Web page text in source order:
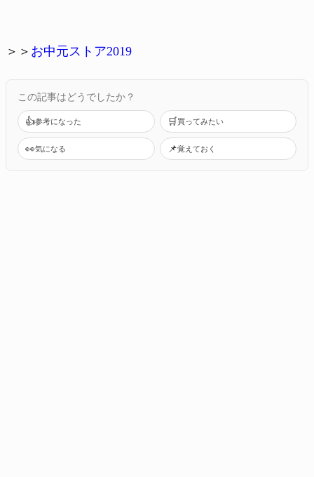
＞＞ お中元ストア2019
この記事はどうでしたか？
👍参考になった 🛒買ってみたい
👀気になる 📌覚えておく